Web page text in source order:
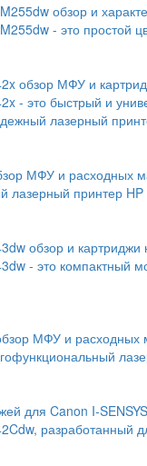
обзор и
- это простой
обзор МФУ и
- это быстрый и
лазерный
МФУ и расходных
лазерный принтер
обзор и картриджи
- это компактный
МФУ и расходных
для Canon I-
разработанный